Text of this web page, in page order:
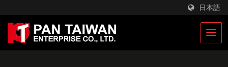
日本語